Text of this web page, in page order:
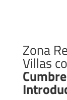
Zona
Villas